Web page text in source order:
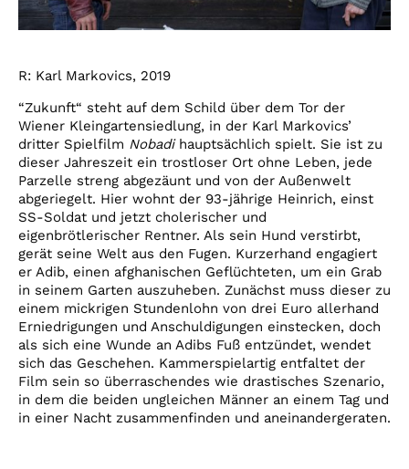
R: Karl Markovics, 2019
“Zukunft“ steht auf dem Schild über dem Tor der
Wiener Kleingartensiedlung, in der Karl Markovics’
dritter Spielfilm Nobadihauptsächlich spielt. Sie ist zu
dieser Jahreszeit ein trostloser Ort ohne Leben, jede
Parzelle streng abgezäunt und von der Außenwelt
abgeriegelt. Hier wohnt der 93-jährige Heinrich, einst
SS-Soldat und jetzt cholerischer und
eigenbrötlerischer Rentner. Als sein Hund verstirbt,
gerät seine Welt aus den Fugen. Kurzerhand engagiert
er Adib, einen afghanischen Geflüchteten, um ein Grab
in seinem Garten auszuheben. Zunächst muss dieser zu
einem mickrigen Stundenlohn von drei Euro allerhand
Erniedrigungen und Anschuldigungen einstecken, doch
als sich eine Wunde an Adibs Fuß entzündet, wendet
sich das Geschehen. Kammerspielartig entfaltet der
Film sein so überraschendes wie drastisches Szenario,
in dem die beiden ungleichen Männer an einem Tag und
in einer Nacht zusammenfinden und aneinandergeraten.